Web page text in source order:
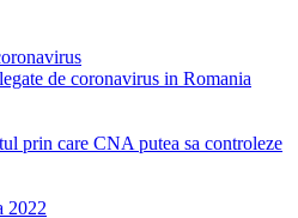
de coronavirus in Romania
prin care CNA putea sa controleze